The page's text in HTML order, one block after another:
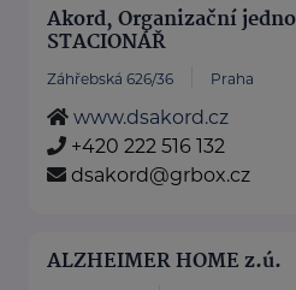
Akord, Organizační
STACIONÁŘ
Záhřebská 626/36 Praha
www.dsakord.cz
+420 222 516 132
dsakord@grbox.cz
ALZHEIMER HOME z.ú.